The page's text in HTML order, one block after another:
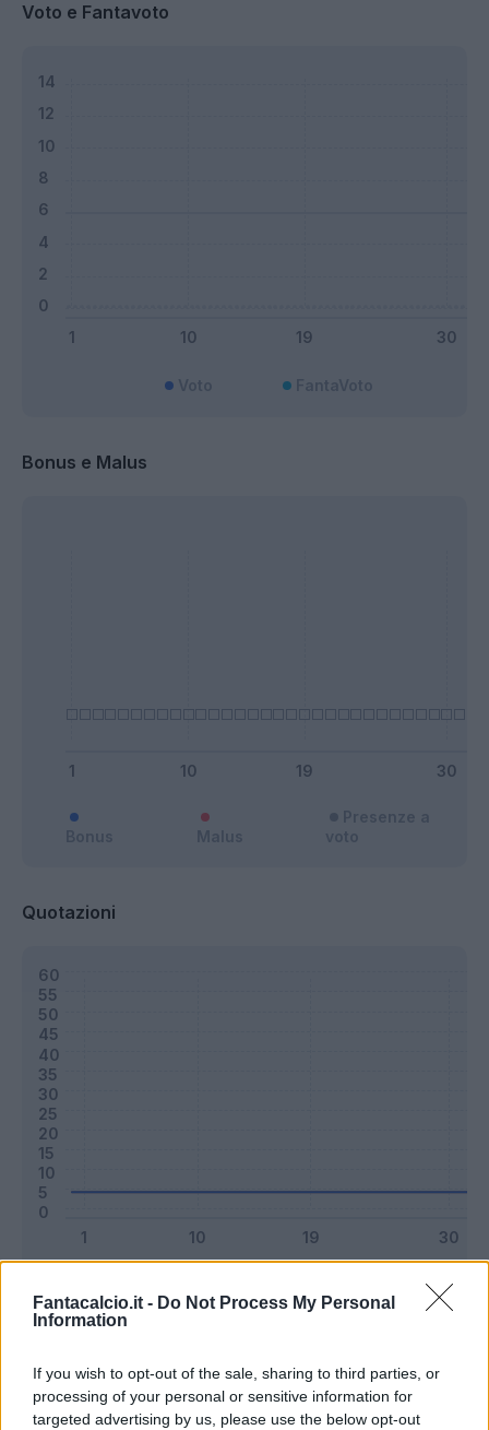
Fantacalcio.it - Do Not Process My Personal
Information
If you wish to opt-out of the sale, sharing to third parties, or
processing of your personal or sensitive information for
targeted advertising by us, please use the below opt-out
Voto e Fantavoto
Bonus e Malus
Quotazioni
Riepilogo stagione
Titolare 0 - 0